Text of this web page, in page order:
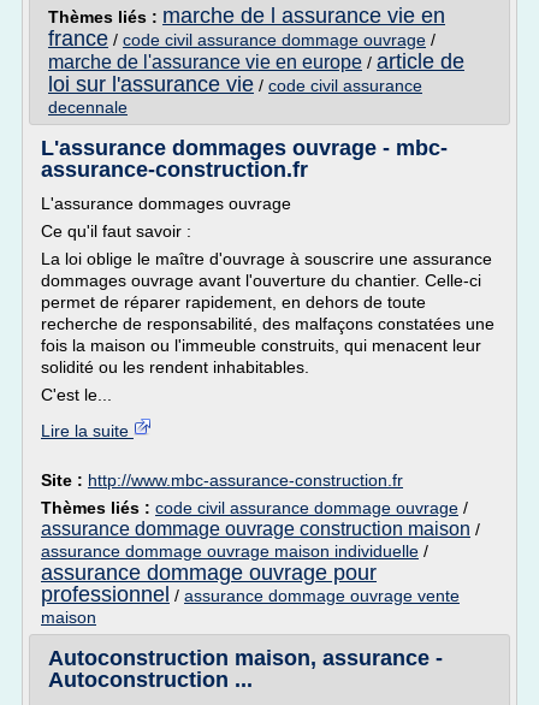
Thèmes liés : marche de l assurance vie en
france / code civil assurance dommage ouvrage /
marche de l'assurance vie en europe / article de
loi sur l'assurance vie / code civil assurance
decennale
L'assurance dommages ouvrage - mbc-
assurance-construction.fr
L'assurance dommages ouvrage
Ce qu'il faut savoir :
La loi oblige le maître d'ouvrage à souscrire une assurance
dommages ouvrage avant l'ouverture du chantier. Celle-ci
permet de réparer rapidement, en dehors de toute
recherche de responsabilité, des malfaçons constatées une
fois la maison ou l'immeuble construits, qui menacent leur
solidité ou les rendent inhabitables.
C'est le...
Lire la suite
Site : http://www.mbc-assurance-construction.fr
Thèmes liés : code civil assurance dommage ouvrage /
assurance dommage ouvrage construction maison /
assurance dommage ouvrage maison individuelle /
assurance dommage ouvrage pour
professionnel / assurance dommage ouvrage vente
maison
Autoconstruction maison, assurance -
Autoconstruction ...